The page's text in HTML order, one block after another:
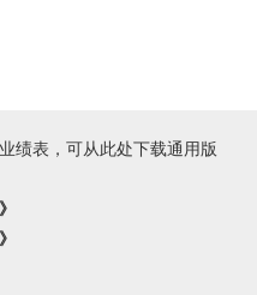
石家庄
绩表，可从此处下载通用版